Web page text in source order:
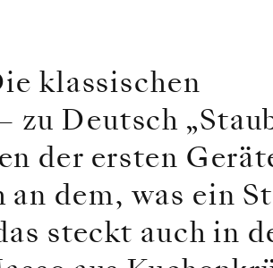
klassischen
zu Deutsch
der ersten
dem, was ein
steckt auch in